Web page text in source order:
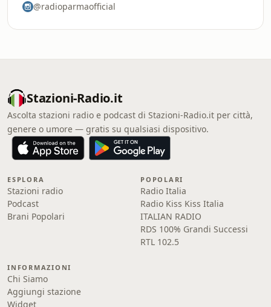
@radioparmaofficial
Stazioni-Radio.it
Ascolta stazioni radio e podcast di Stazioni-Radio.it per città,
genere o umore — gratis su qualsiasi dispositivo.
ESPLORA
Stazioni radio
Podcast
Brani Popolari
POPOLARI
Radio Italia
Radio Kiss Kiss Italia
ITALIAN RADIO
RDS 100% Grandi Successi
RTL 102.5
INFORMAZIONI
Chi Siamo
Aggiungi stazione
Widget